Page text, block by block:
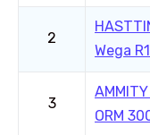
2
Wega
3
ORM